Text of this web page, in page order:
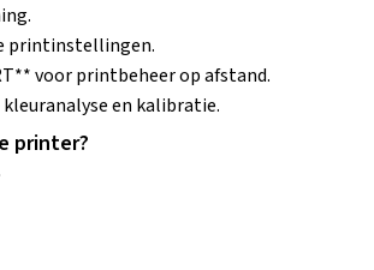
printinstellingen.
voor printbeheer op afstand.
en kalibratie.
printer?